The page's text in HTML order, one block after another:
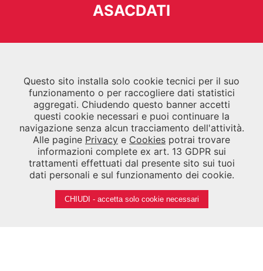
ASACDATI
Contatti
ARCHIVIO STORICO
VIA DELLE INDUSTRIE 23/9, 30175
PORTO MARGHERA, VENEZIA
041 5218700/041 5218790
041 5218747
Email segreteria.asac@labiennale.org-
consultazione.asac@labiennale.org
BIBLIOTECA DELLA BIENNALE
Questo sito installa solo cookie tecnici per il suo
funzionamento o per raccogliere dati statistici
aggregati. Chiudendo questo banner accetti
questi cookie necessari e puoi continuare la
navigazione senza alcun tracciamento dell'attività.
Alle pagine Privacy e Cookies potrai trovare
informazioni complete ex art. 13 GDPR sui
trattamenti effettuati dal presente sito sui tuoi
dati personali e sul funzionamento dei cookie.
CHIUDI - accetta solo cookie necessari